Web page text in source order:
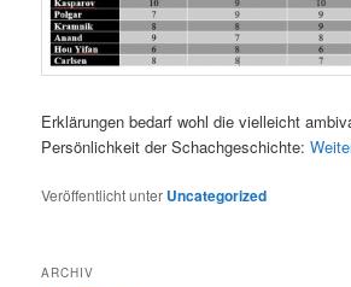
Erklärungen bedarf wohl die vielleicht
Persönlichkeit der Schachgeschichte:
Veröffentlicht unter Uncategorized
ARCHIV